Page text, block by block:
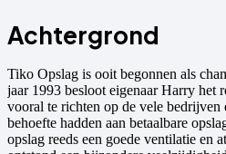
Achtergrond
Tiko Opslag is ooit begonnen als
jaar 1993 besloot eigenaar Harry het
vooral te richten op de vele
behoefte hadden aan betaalbare
opslag reeds een goede ventilatie en